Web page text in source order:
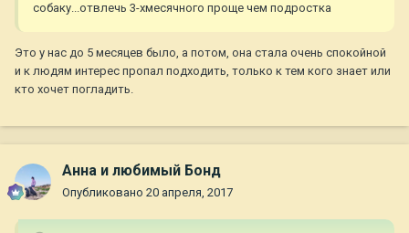
собаку...отвлечь 3-хмесячного проще чем подростка
Это у нас до 5 месяцев было, а потом, она стала очень спокойной
и к людям интерес пропал подходить, только к тем кого знает или
кто хочет погладить.
Анна и любимый Бонд
Опубликовано 20 апреля, 2017